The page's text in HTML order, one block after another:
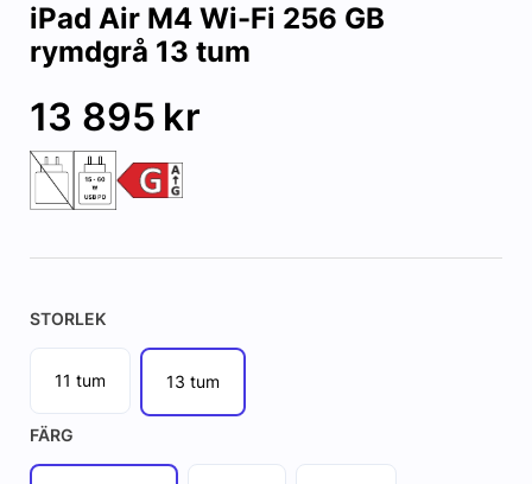
iPad Air M4 Wi-Fi 256 GB
rymdgrå 13 tum
13 895 kr
STORLEK
11 tum 13 tum
FÄRG